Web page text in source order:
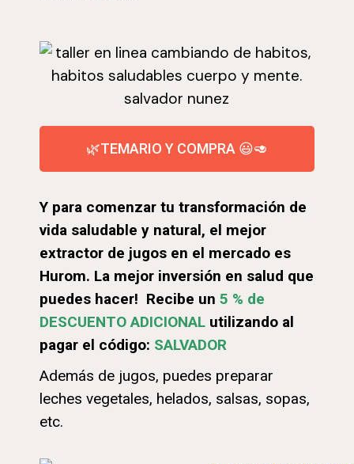
🌿TEMARIO Y COMPRA 😃🥑
Y para comenzar tu transformación de
vida saludable y natural, el mejor
extractor de jugos en el mercado es
Hurom. La mejor inversión en salud que
puedes hacer! Recibe un5 % de
DESCUENTO ADICIONAL utilizando al
pagar el código: SALVADOR
Además de jugos, puedes preparar
leches vegetales, helados, salsas, sopas,
etc.